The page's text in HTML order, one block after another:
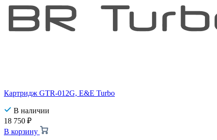
Картридж GTR-012G, E&E Turbo
В наличии
18 750 ₽
В корзину